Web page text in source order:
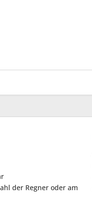
der Regner oder am